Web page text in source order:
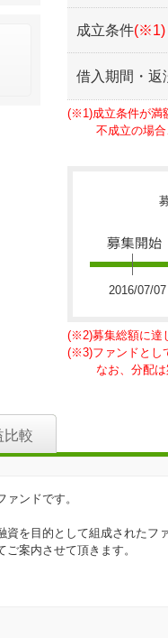
成立条件(※1)
借入期間・返
(※1)成立条件が満
不成立の場
2016/07/
(※2)募集総額に達
(※3)ファンドとし
なお、分配は
比較
ンドです。
を目的として組成されたフ
案内させて頂きます。